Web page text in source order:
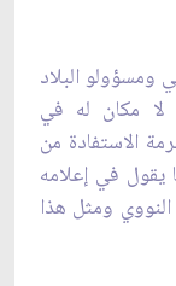
البلاد
لا مكان له في
الاستفادة من
يقول في إعلامه
ومثل هذا